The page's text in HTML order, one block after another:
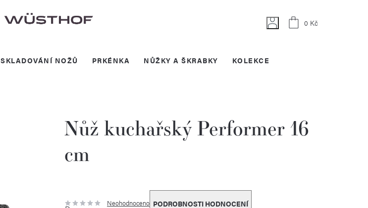
Nákupní
0 Kč
SKLADOVÁNÍ NOŽŮ PRKÉNKA NŮŽKY A ŠKRABKY KOLEKCE
Nůž kuchařský Performer 16
cm
Neohodnoceno PODROBNOSTI HODNOCENÍ